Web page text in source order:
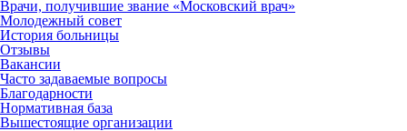
Врачи, получившие звание «Московский врач»
Молодежный совет
История больницы
Отзывы
Вакансии
Часто задаваемые вопросы
Благодарности
Нормативная база
Вышестоящие организации